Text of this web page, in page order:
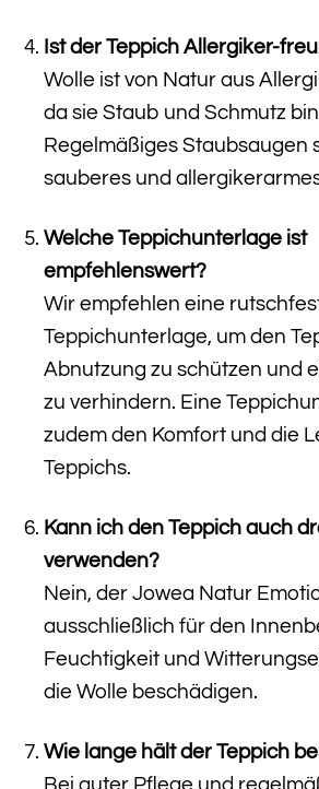
Ist der Teppich Allergiker-
Wolle ist von Natur aus
da sie Staub und Schmutz
Regelmäßiges Staubsaugen
sauberes und
Welche Teppichunterlage ist
empfehlenswert?
Wir empfehlen eine
Teppichunterlage, um den
Abnutzung zu schützen und
zu verhindern. Eine
zudem den Komfort und die
Teppichs.
Kann ich den Teppich auch
verwenden?
Nein, der Jowea Natur
ausschließlich für den
Feuchtigkeit und
die Wolle beschädigen.
Wie lange hält der Teppich
Bei guter Pflege und